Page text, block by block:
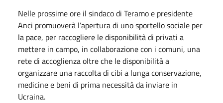
Nelle prossime ore il sindaco di Teramo e presidente
Anci promuoverà l’apertura di uno sportello sociale per
la pace, per raccogliere le disponibilità di privati a
mettere in campo, in collaborazione con i comuni, una
rete di accoglienza oltre che le disponibilità a
organizzare una raccolta di cibi a lunga conservazione,
medicine e beni di prima necessità da inviare in
Ucraina.